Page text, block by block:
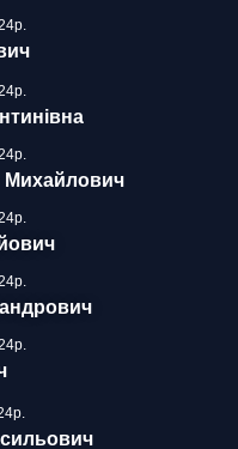
Михайлович